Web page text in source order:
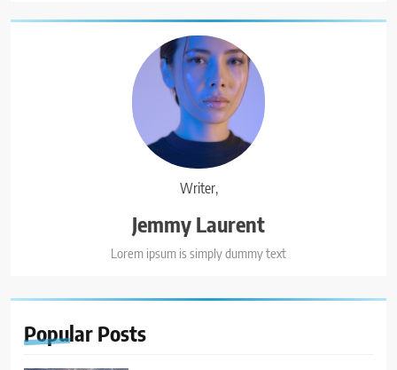
Writer,
Jemmy Laurent
Lorem ipsum is simply dummy text
Popular Posts